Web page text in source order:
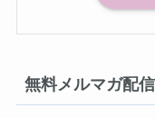
無料メルマガ配